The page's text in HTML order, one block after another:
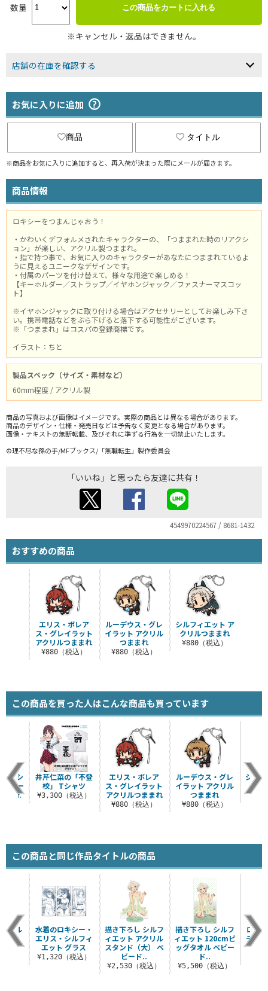
数量 この商品をカートに入れる
※キャンセル・返品はできません。
店舗の在庫を確認する
お気に入りに追加
商品 タイトル
※商品をお気に入りに追加すると、再入荷が決まった際にメールが届きます。
商品情報
ロキシーをつまんじゃおう！
・かわいくデフォルメされたキャラクターの、「つままれた時のリアクシ
ョン」が楽しい、アクリル製つままれ。
・指で持つ事で、お気に入りのキャラクターがあなたにつままれているよ
うに見えるユニークなデザインです。
・付属のパーツを付け替えて、様々な用途で楽しめる！
【キーホルダー／ストラップ／イヤホンジャック／ファスナーマスコッ
ト】
※イヤホンジャックに取り付ける場合はアクセサリーとしてお楽しみ下さ
い。携帯電話などをぶら下げると落下する可能性がございます。
※「つままれ」はコスパの登録商標です。
イラスト：ちと
製品スペック（サイズ・素材など）
60mm程度 / アクリル製
商品の写真および画像はイメージです。実際の商品とは異なる場合があります。
商品のデザイン・仕様・発売日などは予告なく変更となる場合があります。
画像・テキストの無断転載、及びそれに準ずる行為を一切禁止いたします。
©理不尽な孫の手/MFブックス/「無職転生」製作委員会
「いいね」と思ったら友達に共有！
4549970224567 / 8681-1432
おすすめの商品
ルーデウス・グレ
イラット アクリル
つままれ
¥880（税込）
シルフィエット ア
クリルつままれ
¥880（税込）
エリス・ボレア
ス・グレイラット
アクリルつままれ
¥880（税込）
この商品を買った人はこんな商品も買っています
エリス・ボレア
ス・グレイラット
アクリルつままれ
¥880（税込）
ルーデウス・グレ
イラット アクリル
つままれ
¥880（税込）
シル
クリ
キシ
トリー
Ver.
井芹仁菜の「不登
校」 Tシャツ
¥3,300（税込）
この商品と同じ作品タイトルの商品
描き下ろし シルフ
ィエット アクリル
スタンド（大） ベ
ビード..
¥2,530（税込）
描き下ろし シルフ
ィエット 120cmビ
ッグタオル ベビー
ド..
¥5,500（税込）
ロキ
ディ
グル
ャツ
込）
水着のロキシー・
エリス・シルフィ
エット グラス
¥1,320（税込）